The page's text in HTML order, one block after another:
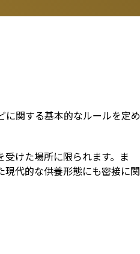
関する基本的なルールを定め
けた場所に限られます。ま
代的な供養形態にも密接に関